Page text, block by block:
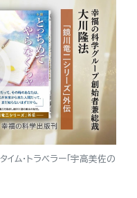
ム・トラベラー「宇高美佐の